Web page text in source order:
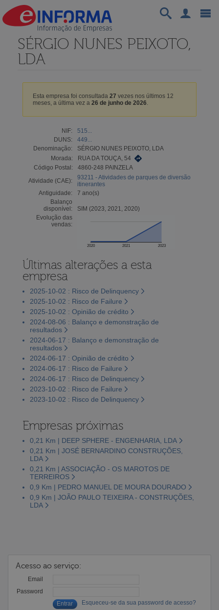
SÉRGIO NUNES PEIXOTO,
LDA
Esta empresa foi consultada 27 vezes nos últimos 12
meses, a última vez a 26 de junho de 2026.
NIF:
515...
DUNS:
449...
Denominação:
SÉRGIO NUNES PEIXOTO, LDA
Morada:
RUA DA TOUÇA, 54
Código Postal:
4860-248 PAINZELA
Atividade (CAE):
93211 - Atividades de parques de diversão
itinerantes
Antiguidade:
7 ano(s)
Balanço
disponível:
SIM (2023, 2021, 2020)
Evolução das
vendas:
2020 2021 2023
Últimas alterações a esta
empresa
2025-10-02 : Risco de Delinquency
2025-10-02 : Risco de Failure
2025-10-02 : Opinião de crédito
2024-08-06 : Balanço e demonstração de
resultados
2024-06-17 : Balanço e demonstração de
resultados
2024-06-17 : Opinião de crédito
2024-06-17 : Risco de Failure
2024-06-17 : Risco de Delinquency
2023-10-02 : Risco de Failure
2023-10-02 : Risco de Delinquency
Empresas próximas
0,21 Km | DEEP SPHERE - ENGENHARIA, LDA
0,21 Km | JOSÉ BERNARDINO CONSTRUÇÕES,
LDA
0,21 Km | ASSOCIAÇÃO - OS MAROTOS DE
TERREIROS
0,9 Km | PEDRO MANUEL DE MOURA DOURADO
0,9 Km | JOÃO PAULO TEIXEIRA - CONSTRUÇÕES,
LDA
Acesso ao serviço:
Email
Password
Esqueceu-se da sua password de acesso?